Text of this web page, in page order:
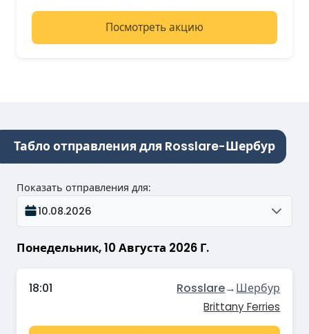
Посмотреть акцию
Табло отправления для Rosslare-Шербур
Понедельник, 10 Августа 2026 Г.
Показать отправления для:
10.08.2026
18:01 Rosslare→Шербур
Brittany Ferries